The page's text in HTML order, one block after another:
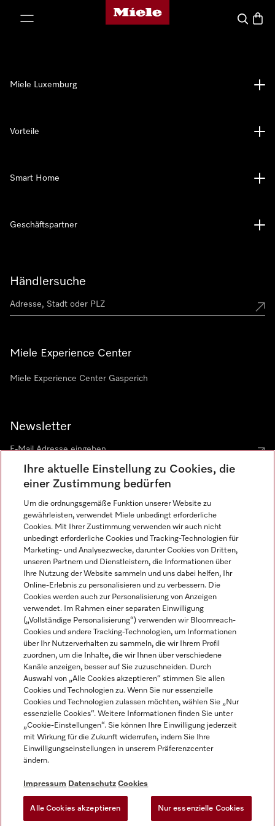
Miele-Homepage
Suche
Händlersuche
Miele Experience Center
Miele Experience Center Gasperich
Newsletter
Sprache
DEUTSCH
Miele Luxemburg
Vorteile
Smart Home
Geschäftspartner
Impressum
AGB
Datenschutz
Nutzungsbedingungen
Gesetzen über digitale Dienste
Cookie-Einstellungen
Miele auf Instagram
Miele auf Youtube
Ihre aktuelle Einstellung zu Cookies, die
einer Zustimmung bedürfen
Um die ordnungsgemäße Funktion unserer Website zu
gewährleisten, verwendet Miele unbedingt erforderliche
Cookies. Mit Ihrer Zustimmung verwenden wir auch nicht
unbedingt erforderliche Cookies und Tracking-Technologien für
Marketing- und Analysezwecke, darunter Cookies von Dritten,
unseren Partnern und Dienstleistern, die Informationen über
Ihre Nutzung der Website sammeln und uns dabei helfen, Ihr
Online-Erlebnis zu personalisieren und zu verbessern. Die
Cookies werden auch zur Personalisierung von Anzeigen
verwendet. Im Rahmen einer separaten Einwilligung
(„Vollständige Personalisierung“) verwenden wir Bloomreach-
Cookies und andere Tracking-Technologien, um Informationen
über Ihr Nutzerverhalten zu sammeln, die wir Ihrem Profil
zuordnen, um die Inhalte, die wir Ihnen über verschiedene
Kanäle anzeigen, besser auf Sie zuzuschneiden. Durch
Auswahl von „Alle Cookies akzeptieren“ stimmen Sie allen
Cookies und Technologien zu. Wenn Sie nur essenzielle
Cookies und Technologien zulassen möchten, wählen Sie „Nur
essenzielle Cookies“. Weitere Informationen finden Sie unter
„Cookie-Einstellungen“. Sie können Ihre Einwilligung jederzeit
mit Wirkung für die Zukunft widerrufen, indem Sie Ihre
Einwilligungseinstellungen in unserem Präferenzcenter
ändern.
Impressum Datenschutz Cookies
Alle Cookies akzeptieren Nur essenzielle Cookies